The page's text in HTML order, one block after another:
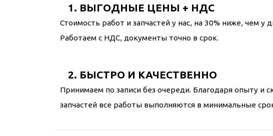
1. ВЫГОДНЫЕ ЦЕНЫ + НДС
Стоимость работ и запчастей у нас, на 30% ниже, чем у
Работаем с НДС, документы точно в срок.
2. БЫСТРО И КАЧЕСТВЕННО
Принимаем по записи без очереди. Благодаря опыту и
запчастей все работы выполняются в минимальные